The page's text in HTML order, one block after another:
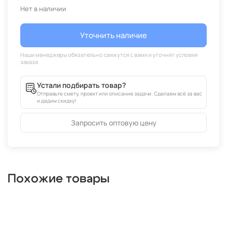
Нет в наличии
Уточнить наличие
Устали подбирать товар?
Отправьте смету, проект или описание задачи. Сделаем всё за вас
и дадим скидку!
Запросить оптовую цену
Похожие товары